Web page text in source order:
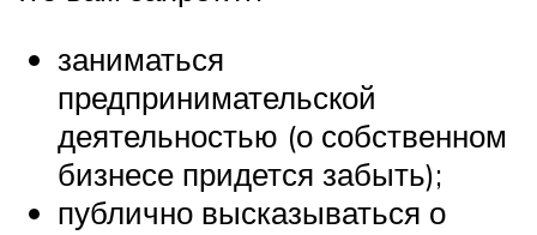
заниматься
предпринимательской
деятельностью (о собственном
бизнесе придется забыть);
публично высказываться о